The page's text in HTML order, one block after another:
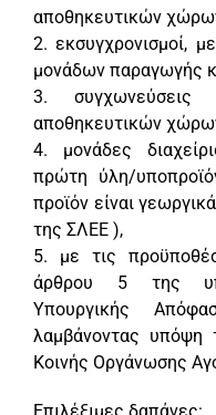
αποθηκευτικών
2. εκσυγχρονισμοί,
μονάδων παραγωγής
3. συγχωνεύσεις
αποθηκευτικών
4. μονάδες
πρώτη ύλη/
προϊόν είναι
της ΣΛΕΕ ),
5. με τις
άρθρου 5 της
Υπουργικής
λαμβάνοντας υπόψη
Κοινής Οργάνωσης